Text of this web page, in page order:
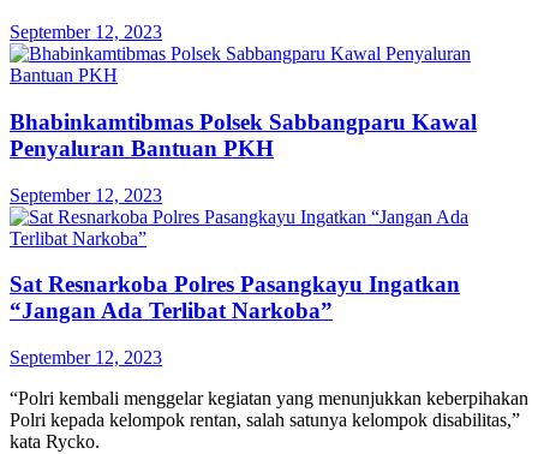
September 12, 2023
Bhabinkamtibmas Polsek Sabbangparu Kawal
Penyaluran Bantuan PKH
September 12, 2023
Sat Resnarkoba Polres Pasangkayu Ingatkan
“Jangan Ada Terlibat Narkoba”
September 12, 2023
“Polri kembali menggelar kegiatan yang menunjukkan keberpihakan
Polri kepada kelompok rentan, salah satunya kelompok disabilitas,”
kata Rycko.